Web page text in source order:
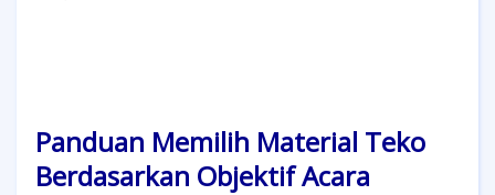
Panduan Memilih Material Teko
Berdasarkan Objektif Acara